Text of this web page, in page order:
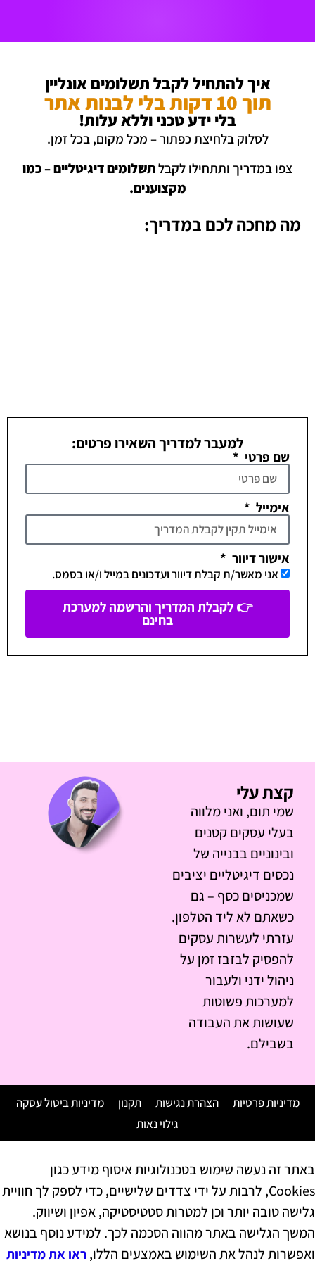
איך להתחיל לקבל תשלומים אונליין
תוך 10 דקות בלי לבנות אתר
בלי ידע טכני וללא עלות!
לסלוק בלחיצת כפתור – מכל מקום, בכל זמן.
צפו במדריך ותתחילו לקבלתשלומיםדיגיטליים – כמו
מקצוענים.
מה מחכה לכם במדריך:
למעבר למדריך השאירו פרטים:
שם פרטי
אימייל
אישור דיוור
אני מאשר/ת קבלת דיוור ועדכונים במייל ו/או בסמס.
👉 לקבלת המדריך והרשמה למערכת
בחינם
קצת עלי
שמי תום, ואני מלווה
בעלי עסקים קטנים
ובינוניים בבנייה של
נכסים דיגיטליים יציבים
שמכניסים כסף – גם
כשאתם לא ליד הטלפון.
עזרתי לעשרות עסקים
להפסיק לבזבז זמן על
ניהול ידני ולעבור
למערכות פשוטות
שעושות את העבודה
בשבילם.
מדיניות פרטיות הצהרת נגישות תקנון
מדיניות ביטול עסקה
גילוי נאות
באתר זה נעשה שימוש בטכנולוגיות איסוף מידע כגון
Cookies, לרבות על ידי צדדים שלישיים, כדי לספק לך חוויית
גלישה טובה יותר וכן למטרות סטטיסטיקה, אפיון ושיווק.
המשך הגלישה באתר מהווה הסכמה לכך. למידע נוסף בנושא
ואפשרות לנהל את השימוש באמצעים הללו, ראו את מדיניות